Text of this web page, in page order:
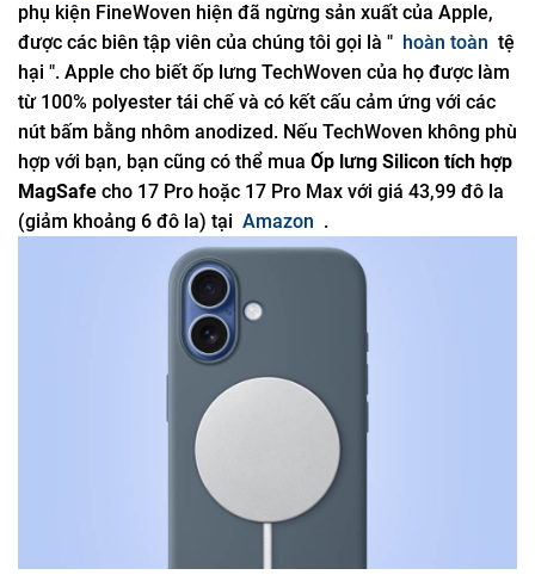
phụ kiện FineWoven hiện đã ngừng sản xuất của Apple,
được các biên tập viên của chúng tôi gọi là " hoàn toàn tệ
hại ". Apple cho biết ốp lưng TechWoven của họ được làm
từ 100% polyester tái chế và có kết cấu cảm ứng với các
nút bấm bằng nhôm anodized. Nếu TechWoven không phù
hợp với bạn, bạn cũng có thể mua Ốp lưng Silicon tích hợp
MagSafe cho 17 Pro hoặc 17 Pro Max với giá 43,99 đô la
(giảm khoảng 6 đô la) tại Amazon .